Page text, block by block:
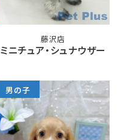
藤沢店
ミニチュア・シュナウザー
男の子